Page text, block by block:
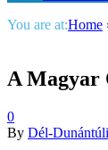
You are at:Home
A Magyar
0
By Dél-